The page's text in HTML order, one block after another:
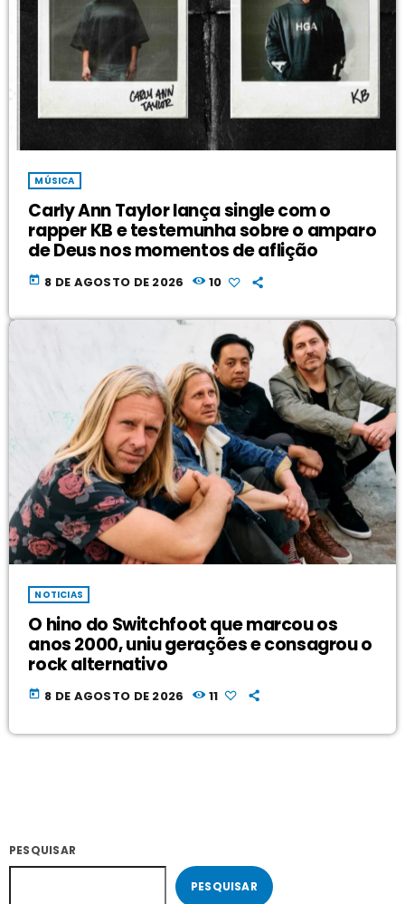
MÚSICA
Carly Ann Taylor lança single com o
rapper KB e testemunha sobre o amparo
de Deus nos momentos de aflição
today 8 DE AGOSTO DE 2026 10
NOTICIAS
O hino do Switchfoot que marcou os
anos 2000, uniu gerações e consagrou o
rock alternativo
today 8 DE AGOSTO DE 2026 11
PESQUISAR
PESQUISAR